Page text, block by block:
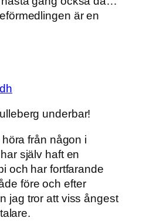
är en
underbar!
från någon i
själv haft en
och har fortfarande
före och efter
jag tror att viss ångest